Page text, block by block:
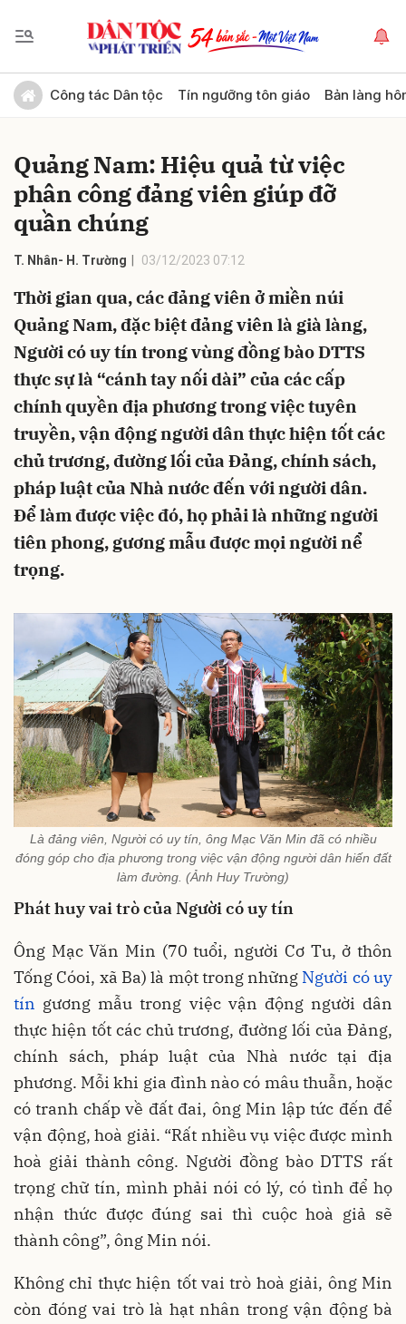
Công tác Dân tộc Tín ngưỡng tôn giáo Bản làng
Quảng Nam: Hiệu quả từ việc
phân công đảng viên giúp đỡ
quần chúng
T. Nhân- H. Trường 03/12/2023 07:12
Thời gian qua, các đảng viên ở miền núi
Quảng Nam, đặc biệt đảng viên là già làng,
Người có uy tín trong vùng đồng bào DTTS
thực sự là “cánh tay nối dài” của các cấp
chính quyền địa phương trong việc tuyên
truyền, vận động người dân thực hiện tốt các
chủ trương, đường lối của Đảng, chính sách,
pháp luật của Nhà nước đến với người dân.
Để làm được việc đó, họ phải là những người
tiên phong, gương mẫu được mọi người nể
trọng.
Là đảng viên, Người có uy tín, ông Mạc Văn Min đã có nhiều
đóng góp cho địa phương trong việc vận động người dân hiến đất
làm đường. (Ảnh Huy Trường)
Phát huy vai trò của Người có uy tín
Ông Mạc Văn Min (70 tuổi, người Cơ Tu, ở thôn
Tống Cóoi, xã Ba) là một trong những Người có uy
tín gương mẫu trong việc vận động người dân
thực hiện tốt các chủ trương, đường lối của Đảng,
chính sách, pháp luật của Nhà nước tại địa
phương. Mỗi khi gia đình nào có mâu thuẫn, hoặc
có tranh chấp về đất đai, ông Min lập tức đến để
vận động, hoà giải. “Rất nhiều vụ việc được mình
hoà giải thành công. Người đồng bào DTTS rất
trọng chữ tín, mình phải nói có lý, có tình để họ
nhận thức được đúng sai thì cuộc hoà giả sẽ
thành công”, ông Min nói.
Không chỉ thực hiện tốt vai trò hoà giải, ông Min
còn đóng vai trò là hạt nhân trong vận động bà
Gửi bình luận